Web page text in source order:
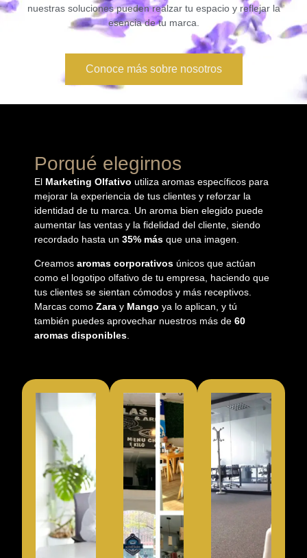
nuestras soluciones pueden realzar tu espacio y reflejar la
esencia de tu marca.
Conoce más sobre nosotros
Porqué elegirnos
El Marketing Olfativo utiliza aromas específicos para
mejorar la experiencia de tus clientes y reforzar la
identidad de tu marca. Un aroma bien elegido puede
aumentar las ventas y la fidelidad del cliente, siendo
recordado hasta un35% más que una imagen.
Creamosaromas corporativos únicos que actúan
como el logotipo olfativo de tu empresa, haciendo que
tus clientes se sientan cómodos y más receptivos.
Marcas comoZara y Mango ya lo aplican, y tú
también puedes aprovechar nuestros más de60
aromas disponibles.